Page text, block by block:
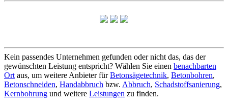
Kein passendes Unternehmen gefunden oder nicht das, das der
gewünschten Leistung entspricht? Wählen Sie einen benachbarten
Ort aus, um weitere Anbieter fürBetonsägetechnik, Betonbohren,
Betonschneiden, Handabbruch bzw. Abbruch, Schadstoffsanierung,
Kernbohrung und weitere Leistungen zu finden.